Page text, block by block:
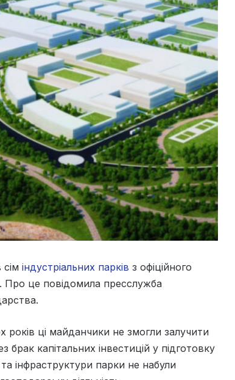
індустріальних парків з офіційного
Про це повідомила пресслужба
ці майданчики не змогли залучити
капітальних інвестицій у підготовку
інфраструктури парки не набули